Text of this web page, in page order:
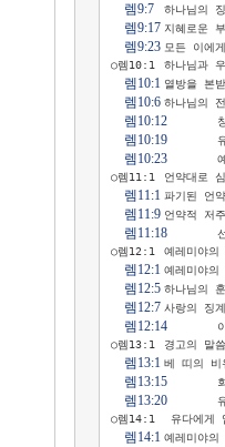
렘9:7
렘9:17
렘9:23
	모든 이에게 임할 심판
○렘10:1	하나님과 우상
렘10:1
렘10:6
	하나님의 전능
렘10:12
	창조자 하나님
렘10:19
	유다의 임박한 멸망
렘10:23
	예레미야의 탄원
○렘11:1	언약대로 심판하심
렘11:1
렘11:9
	언약적 저주의 보응
렘11:18
	선지자를 죽이려함
○렘12:1	예레미야의 불평에 응답하심
렘12:1
렘12:5
	하나님의 훈계
렘12:7
렘12:14
	이방에 대한 예언
○렘13:1	경고의 말씀
렘13:1
렘13:15
	회개를 촉구
렘13:20
	유다의 멸망 이유
○렘14:1	 유다에게 임할 대 기근
렘14:1